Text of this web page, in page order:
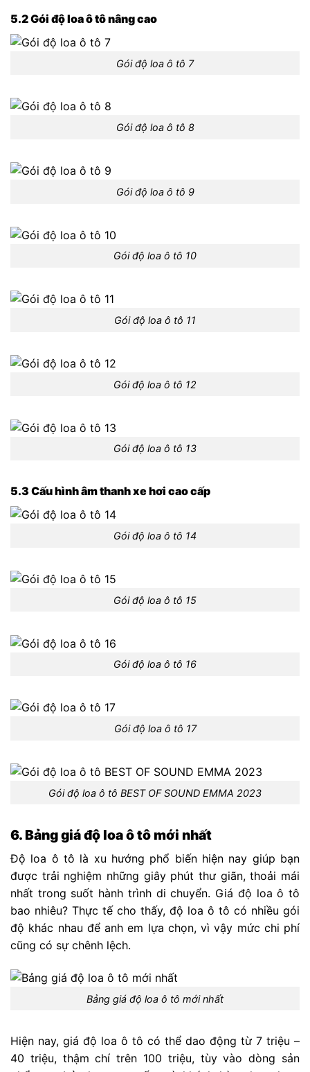
5.2 Gói độ loa ô tô nâng cao
Gói độ loa ô tô 7
Gói độ loa ô tô 8
Gói độ loa ô tô 9
Gói độ loa ô tô 10
Gói độ loa ô tô 11
Gói độ loa ô tô 12
Gói độ loa ô tô 13
5.3 Cấu hình âm thanh xe hơi cao cấp
Gói độ loa ô tô 14
Gói độ loa ô tô 15
Gói độ loa ô tô 16
Gói độ loa ô tô 17
Gói độ loa ô tô BEST OF SOUND EMMA 2023
6. Bảng giá độ loa ô tô mới nhất
Độ loa ô tô là xu hướng phổ biến hiện nay giúp bạn
được trải nghiệm những giây phút thư giãn, thoải mái
nhất trong suốt hành trình di chuyển. Giá độ loa ô tô
bao nhiêu? Thực tế cho thấy, độ loa ô tô có nhiều gói
độ khác nhau để anh em lựa chọn, vì vậy mức chi phí
cũng có sự chênh lệch.
Bảng giá độ loa ô tô mới nhất
Hiện nay, giá độ loa ô tô có thể dao động từ 7 triệu –
40 triệu, thậm chí trên 100 triệu, tùy vào dòng sản